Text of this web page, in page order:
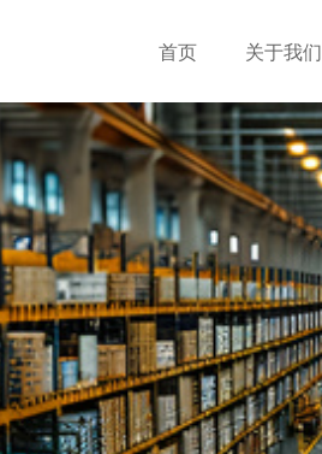
首页 关于我们